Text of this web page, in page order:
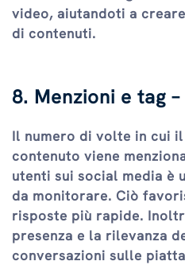
video, aiutandoti a
di contenuti.
8. Menzioni e tag –
Il numero di volte in cui
contenuto viene
utenti sui social media è
da monitorare. Ciò
risposte più rapide.
presenza e la rilevanza
conversazioni sulle